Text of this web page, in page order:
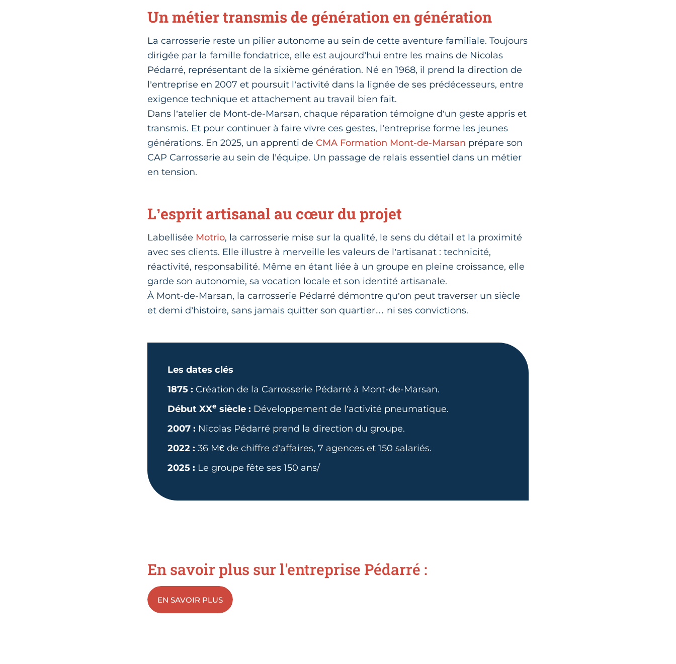
Un métier transmis de génération en génération
La carrosserie reste un pilier autonome au sein de cette aventure familiale. Toujours
dirigée par la famille fondatrice, elle est aujourd’hui entre les mains de Nicolas
Pédarré, représentant de la sixième génération. Né en 1968, il prend la direction de
l’entreprise en 2007 et poursuit l’activité dans la lignée de ses prédécesseurs, entre
exigence technique et attachement au travail bien fait.
Dans l’atelier de Mont-de-Marsan, chaque réparation témoigne d’un geste appris et
transmis. Et pour continuer à faire vivre ces gestes, l’entreprise forme les jeunes
générations. En 2025, un apprenti de CMA Formation Mont-de-Marsan prépare son
CAP Carrosserie au sein de l’équipe. Un passage de relais essentiel dans un métier
en tension.
L’esprit artisanal au cœur du projet
Labellisée Motrio, la carrosserie mise sur la qualité, le sens du détail et la proximité
avec ses clients. Elle illustre à merveille les valeurs de l’artisanat : technicité,
réactivité, responsabilité. Même en étant liée à un groupe en pleine croissance, elle
garde son autonomie, sa vocation locale et son identité artisanale.
À Mont-de-Marsan, la carrosserie Pédarré démontre qu’on peut traverser un siècle
et demi d’histoire, sans jamais quitter son quartier… ni ses convictions.
Les dates clés
1875 : Création de la Carrosserie Pédarré à Mont-de-Marsan.
Début XXe siècle : Développement de l’activité pneumatique.
2007 : Nicolas Pédarré prend la direction du groupe.
2022 :36 M€ de chiffre d’affaires, 7 agences et 150 salariés.
2025 : Le groupe fête ses 150 ans/
En savoir plus sur l'entreprise Pédarré :
EN SAVOIR PLUS